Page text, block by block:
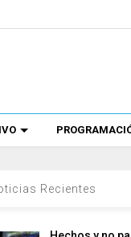
Recientes